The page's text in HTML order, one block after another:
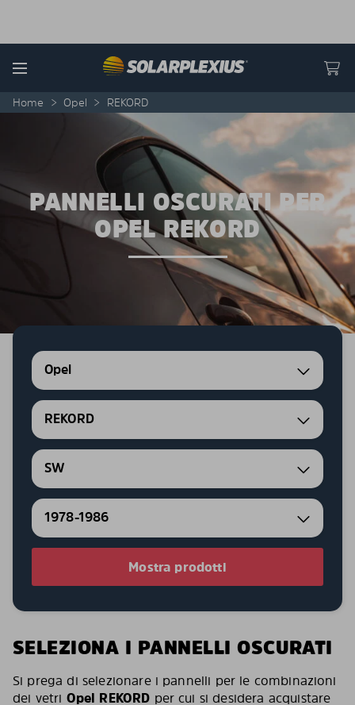
Menu
Home > Opel > REKORD
PANNELLI OSCURATI PER
OPEL REKORD
Opel
REKORD
SW
1978-1986
Mostra prodotti
SELEZIONA I PANNELLI OSCURATI
Si prega di selezionare i pannelli per le combinazioni
dei vetri Opel REKORD per cui si desidera acquistare